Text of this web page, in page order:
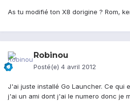
As tu modifié ton X8 dorigine ? Rom,
Robinou
Posté(e) 4 avril 2012
J'ai juste installé Go Launcher. Ce qui
j'ai un ami dont j'ai le numero donc je